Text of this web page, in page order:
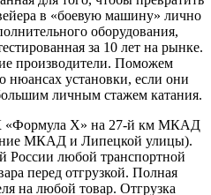
в «боевую машину» лично
оборудования,
за 10 лет на рынке.
производители. Поможем
нюансах установки, если они
личным стажем катания.
«Формула X» на 27-й км МКАД
МКАД и Липецкой улицы).
России любой транспортной
перед отгрузкой. Полная
на любой товар. Отгрузка